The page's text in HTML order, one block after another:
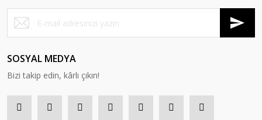
SOSYAL MEDYA
Bizi takip edin, kârlı çıkın!